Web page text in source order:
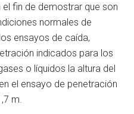
fin de demostrar que son
normales de
ensayos de caída,
indicados para los
o líquidos la altura del
el ensayo de penetración
m.